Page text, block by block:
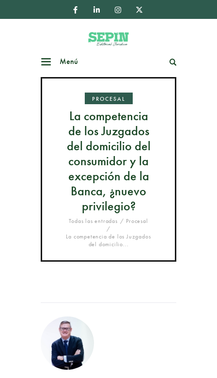
Menú
PROCESAL
La competencia
de los Juzgados
del domicilio del
consumidor y la
excepción de la
Banca, ¿nuevo
privilegio?
Todas las entradas
Procesal
La competencia de los Juzgados
del domicilio...